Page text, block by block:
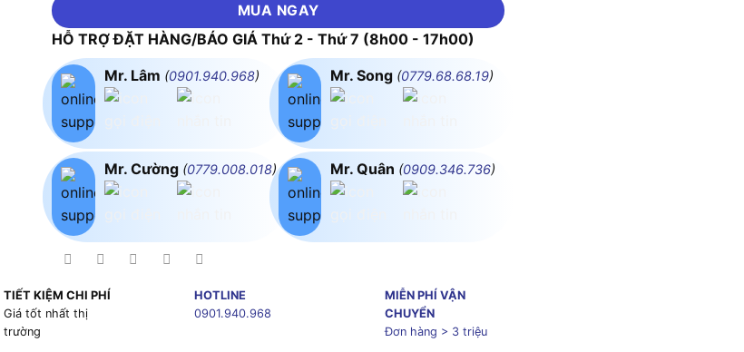
MUA NGAY
HỖ TRỢ ĐẶT HÀNG/BÁO GIÁ Thứ 2 - Thứ 7 (8h00 - 17h00)
Mr. Lâm (0901.940.968)
Mr. Cường (0779.008.018)
Mr. Song (0779.68.68.19)
Mr. Quân (0909.346.736)
TIẾT KIỆM CHI PHÍ
Giá tốt nhất thị
trường
HOTLINE
0901.940.968
MIỄN PHÍ VẬN
CHUYỂN
Đơn hàng > 3 triệu